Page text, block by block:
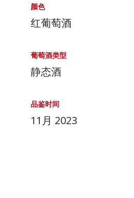
颜色
红葡萄酒
葡萄酒类型
静态酒
品鉴时间
11月 2023